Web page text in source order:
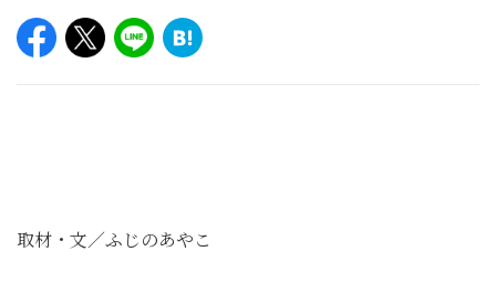
取材・文／ふじのあやこ